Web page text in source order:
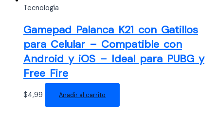
Tecnología
Gamepad Palanca K21 con Gatillos
para Celular – Compatible con
Android y iOS – Ideal para PUBG y
Free Fire
$4,99 Añadir al carrito